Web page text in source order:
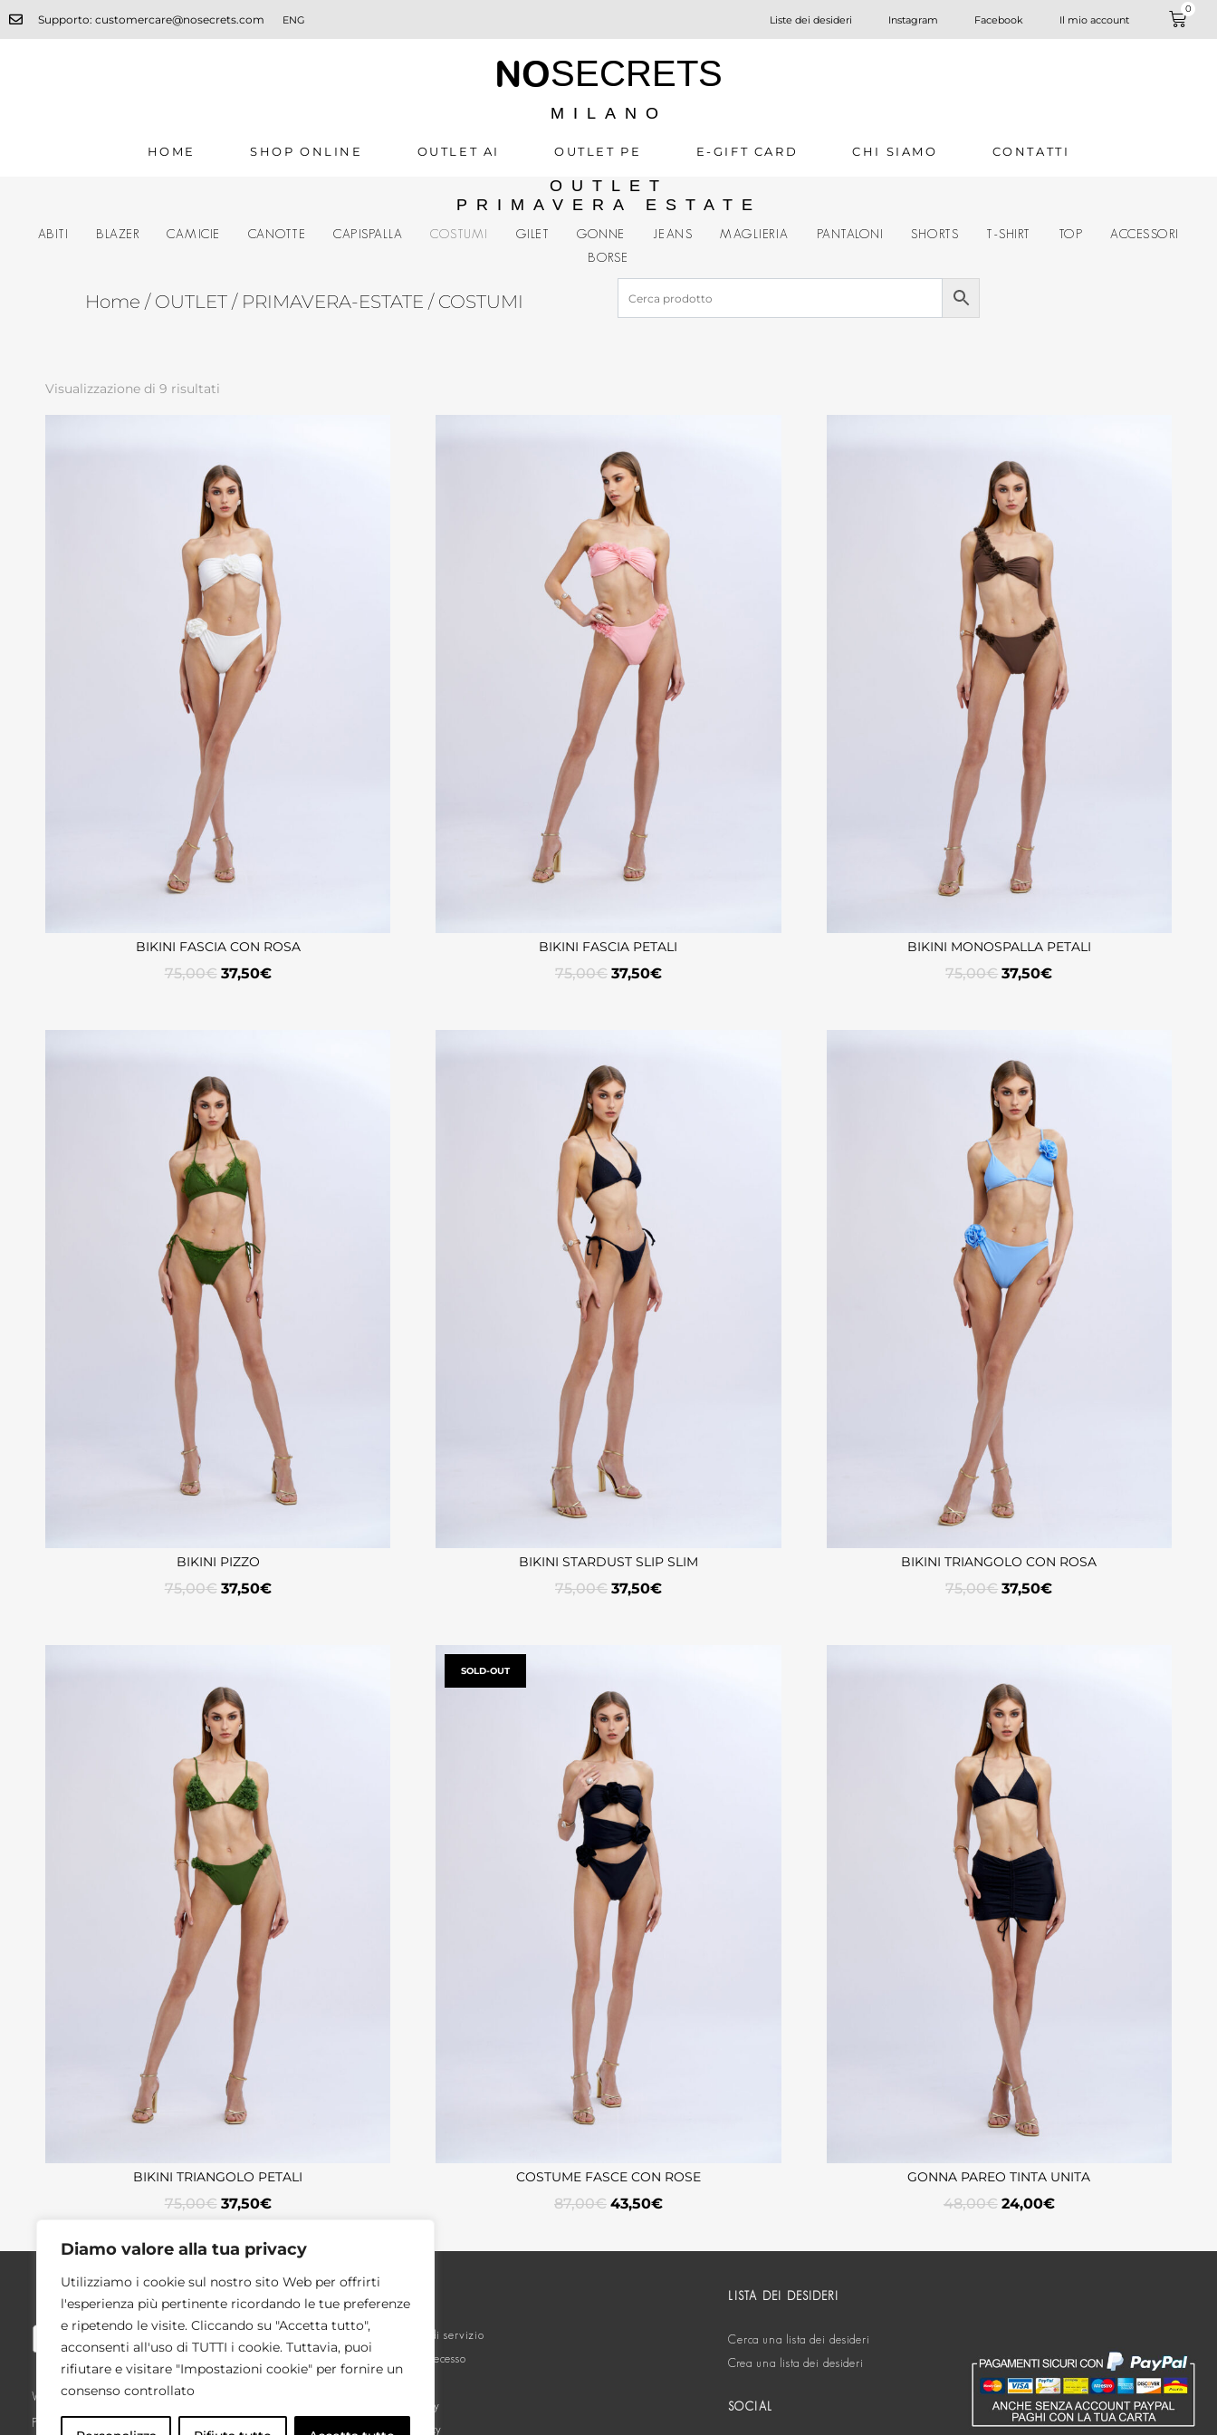
Diamo valore alla tua privacy
Utilizziamo i cookie sul nostro sito Web per offrirti
l'esperienza più pertinente ricordando le tue preferenze
e ripetendo le visite. Cliccando su "Accetta tutto",
acconsenti all'uso di TUTTI i cookie. Tuttavia, puoi
rifiutare e visitare "Impostazioni cookie" per fornire un
consenso controllato
Supporto: customercare@nosecrets.com ENG Liste dei desideri Instagram Facebook Il mio account
0
NOSECRETS
MILANO
HOME SHOP ONLINE OUTLET AI OUTLET PE E-GIFT CARD CHI SIAMO CONTATTI
OUTLET
PRIMAVERA ESTATE
ABITI BLAZER CAMICIE CANOTTE CAPISPALLA COSTUMI GILET GONNE JEANS MAGLIERIA PANTALONI SHORTS T-SHIRT TOP
ACCESSORI
BORSE
Home / OUTLET / PRIMAVERA-ESTATE / COSTUMI
Visualizzazione di 9 risultati
BIKINI FASCIA CON ROSA
75,00€ 37,50€
BIKINI FASCIA PETALI
75,00€ 37,50€
BIKINI MONOSPALLA PETALI
75,00€ 37,50€
BIKINI PIZZO
75,00€ 37,50€
BIKINI STARDUST SLIP SLIM
75,00€ 37,50€
BIKINI TRIANGOLO CON ROSA
75,00€ 37,50€
BIKINI TRIANGOLO PETALI
75,00€ 37,50€
SOLD-OUT
COSTUME FASCE CON ROSE
87,00€ 43,50€
GONNA PAREO TINTA UNITA
48,00€ 24,00€
Via Montenapoleone, 8 – 20121 Milano
P.IVA/C.F. 03275440133
Condizioni di servizio
Richiesta di recesso
Privacy policy
Cookie policy
LISTA DEI DESIDERI
Cerca una lista dei desideri
Crea una lista dei desideri
SOCIAL